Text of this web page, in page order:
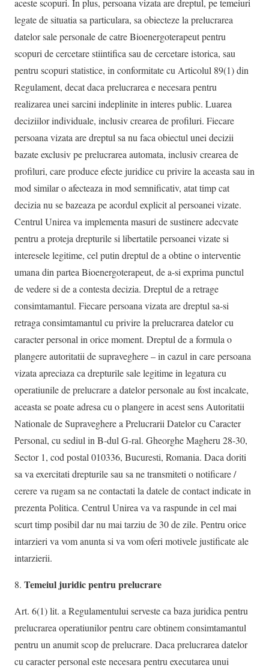
aceste scopuri. In plus, persoana vizata are dreptul, pe temeiuri
legate de situatia sa particulara, sa obiecteze la prelucrarea
datelor sale personale de catre Bioenergoterapeut pentru
scopuri de cercetare stiintifica sau de cercetare istorica, sau
pentru scopuri statistice, in conformitate cu Articolul 89(1) din
Regulament, decat daca prelucrarea e necesara pentru
realizarea unei sarcini indeplinite in interes public. Luarea
deciziilor individuale, inclusiv crearea de profiluri. Fiecare
persoana vizata are dreptul sa nu faca obiectul unei decizii
bazate exclusiv pe prelucrarea automata, inclusiv crearea de
profiluri, care produce efecte juridice cu privire la aceasta sau in
mod similar o afecteaza in mod semnificativ, atat timp cat
decizia nu se bazeaza pe acordul explicit al persoanei vizate.
Centrul Unirea va implementa masuri de sustinere adecvate
pentru a proteja drepturile si libertatile persoanei vizate si
interesele legitime, cel putin dreptul de a obtine o interventie
umana din partea Bioenergoterapeut, de a-si exprima punctul
de vedere si de a contesta decizia. Dreptul de a retrage
consimtamantul. Fiecare persoana vizata are dreptul sa-si
retraga consimtamantul cu privire la prelucrarea datelor cu
caracter personal in orice moment. Dreptul de a formula o
plangere autoritatii de supraveghere – in cazul in care persoana
vizata apreciaza ca drepturile sale legitime in legatura cu
operatiunile de prelucrare a datelor personale au fost incalcate,
aceasta se poate adresa cu o plangere in acest sens Autoritatii
Nationale de Supraveghere a Prelucrarii Datelor cu Caracter
Personal, cu sediul in B-dul G-ral. Gheorghe Magheru 28-30,
Sector 1, cod postal 010336, Bucuresti, Romania. Daca doriti
sa va exercitati drepturile sau sa ne transmiteti o notificare /
cerere va rugam sa ne contactati la datele de contact indicate in
prezenta Politica. Centrul Unirea va va raspunde in cel mai
scurt timp posibil dar nu mai tarziu de 30 de zile. Pentru orice
intarzieri va vom anunta si va vom oferi motivele justificate ale
intarzierii.
Temeiul juridic pentru prelucrare
Art. 6(1) lit. a Regulamentului serveste ca baza juridica pentru
prelucrarea operatiunilor pentru care obtinem consimtamantul
pentru un anumit scop de prelucrare. Daca prelucrarea datelor
cu caracter personal este necesara pentru executarea unui